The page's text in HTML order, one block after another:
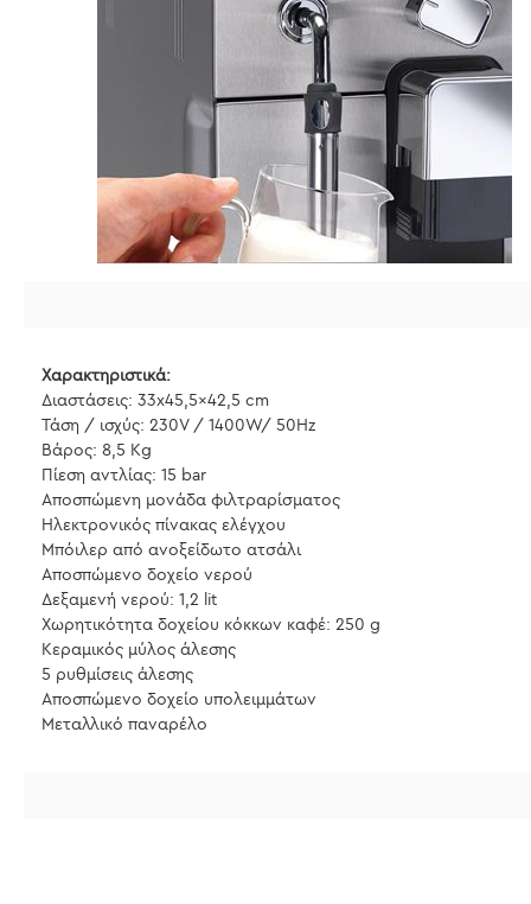
Χαρακτηριστικά:
Διαστάσεις: 33x45,5x42,5 cm
Τάση / ισχύς: 230V / 1400W/ 50Hz
Βάρος: 8,5 Kg
Πίεση αντλίας: 15 bar
Αποσπώμενη μονάδα φιλτραρίσματος
Ηλεκτρονικός πίνακας ελέγχου
Μπόιλερ από ανοξείδωτο ατσάλι
Αποσπώμενο δοχείο νερού
Δεξαμενή νερού: 1,2 lit
Χωρητικότητα δοχείου κόκκων καφέ: 250 g
Κεραμικός μύλος άλεσης
5 ρυθμίσεις άλεσης
Αποσπώμενο δοχείο υπολειμμάτων
Μεταλλικό παναρέλο